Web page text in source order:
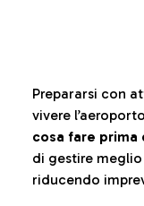
Prepararsi con
vivere
cosa fare prima
di gestire
riducendo